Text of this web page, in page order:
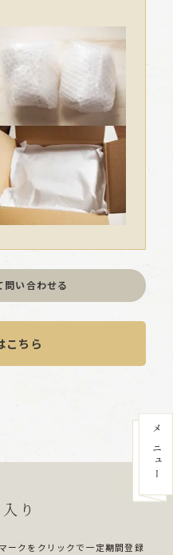
問い合わせる
こちら
り
ークをクリックで一定期間登録